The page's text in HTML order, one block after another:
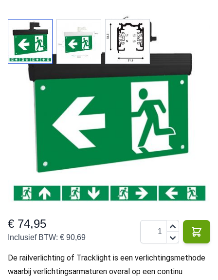
AZELIO zwart / tracklight
vluchtwegverlichting
Universele LED vluchtweg verlichting voor tracklight (rails)
met max. 3 fases.
220 V
€ 74,95
Inclusief BTW: € 90,69
De railverlichting of Tracklight is een verlichtingsmethode
waarbij verlichtingsarmaturen overal op een continu